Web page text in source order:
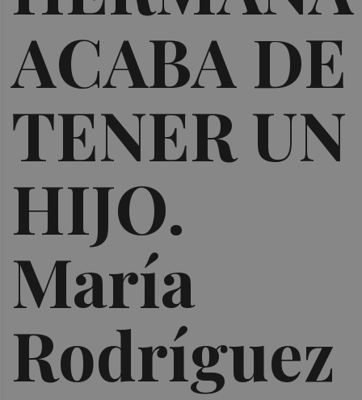
ACABA DE
TENER UN
HIJO.
María
Rodríguez